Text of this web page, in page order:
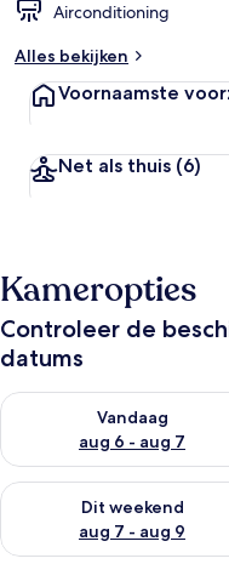
Airconditioning
Alles bekijken
Voornaamste
Net als thuis (6)
Kameropties
Controleer de
datums
Vandaag
aug 6 - aug 7
De beschikbaarheid
Dit weekend
aug 7 - aug 9
De beschikbaarheid